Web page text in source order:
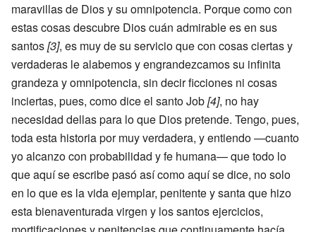
maravillas de Dios y su omnipotencia. Porque como con
estas cosas descubre Dios cuán admirable es en sus
santos[3], es muy de su servicio que con cosas ciertas y
verdaderas le alabemos y engrandezcamos su infinita
grandeza y omnipotencia, sin decir ficciones ni cosas
inciertas, pues, como dice el santo Job[4], no hay
necesidad dellas para lo que Dios pretende. Tengo, pues,
toda esta historia por muy verdadera, y entiendo —cuanto
yo alcanzo con probabilidad y fe humana— que todo lo
que aquí se escribe pasó así como aquí se dice, no solo
en lo que es la vida ejemplar, penitente y santa que hizo
esta bienaventurada virgen y los santos ejercicios,